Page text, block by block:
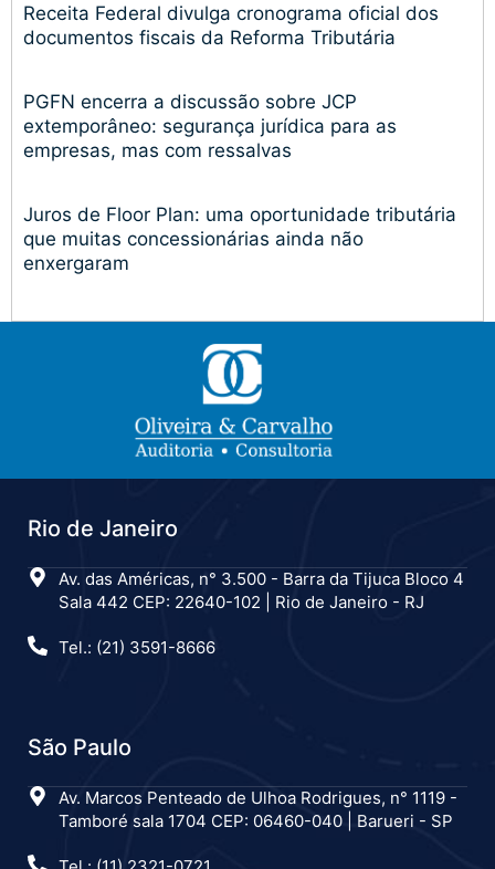
Receita Federal divulga cronograma oficial dos
documentos fiscais da Reforma Tributária
PGFN encerra a discussão sobre JCP
extemporâneo: segurança jurídica para as
empresas, mas com ressalvas
Juros de Floor Plan: uma oportunidade tributária
que muitas concessionárias ainda não
enxergaram
Rio de Janeiro
Av. das Américas, n° 3.500 - Barra da Tijuca Bloco 4
Sala 442 CEP: 22640-102 | Rio de Janeiro - RJ
Tel.: (21) 3591-8666
São Paulo
Av. Marcos Penteado de Ulhoa Rodrigues, n° 1119 -
Tamboré sala 1704 CEP: 06460-040 | Barueri - SP